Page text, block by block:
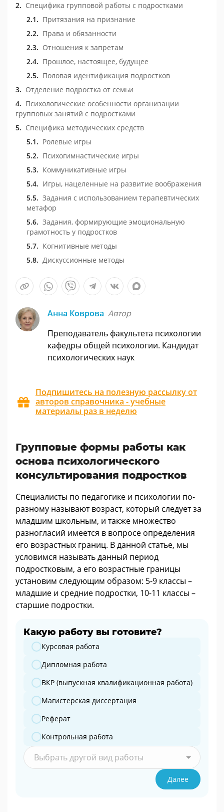
Специфика групповой работы с подростками
Притязания на признание
Права и обязанности
Отношения к запретам
Прошлое, настоящее, будущее
Половая идентификация подростков
Отделение подростка от семьи
Психологические особенности организации
групповых занятий с подростками
Специфика методических средств
Ролевые игры
Психогимнастические игры
Коммуникативные игры
Игры, нацеленные на развитие воображения
Задания с использованием терапевтических
метафор
Задания, формирующие эмоциональную
грамотность у подростков
Когнитивные методы
Дискуссионные методы
Анна Коврова Автор
Преподаватель факультета психологии
кафедры общей психологии. Кандидат
психологических наук
Подпишитесь на полезную рассылку от
авторов справочника - учебные
материалы раз в неделю
Групповые формы работы как
основа психологического
консультирования подростков
Специалисты по педагогике и психологии по-
разному называют возраст, который следует за
младшим школьным, и также множество
разногласий имеется в вопросе определения
его возрастных границ. В данной статье, мы
условимся называть данный период
подростковым, а его возрастные границы
установим следующим образом: 5-9 классы –
младшие и средние подростки, 10-11 классы –
старшие подростки.
Какую работу вы готовите?
Какую работу вы готовите?
Курсовая работа
Дипломная работа
ВКР (выпускная квалификационная работа)
Магистерская диссертация
Реферат
Контрольная работа
Выбрать другой вид работы
Далее